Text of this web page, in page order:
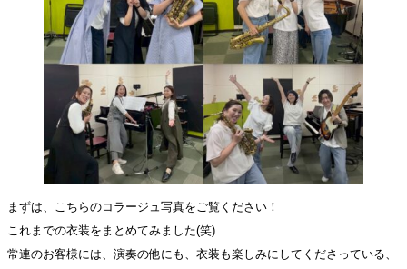
まずは、こちらのコラージュ写真をご覧ください！
これまでの衣装をまとめてみました(笑)
常連のお客様には、演奏の他にも、衣装も楽しみにしてくださっている、